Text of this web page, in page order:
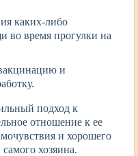
каких-либо
во время прогулки на
и
подход к
отношение к ее
и хорошего
хозяина.